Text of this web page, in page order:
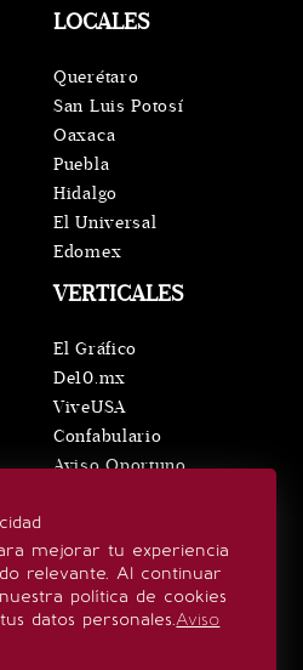
mejorar tu experiencia
relevante. Al continuar
política de cookies
datos personales.Aviso
VERTICALES
El Gráfico
De10.mx
ViveUSA
Confabulario
Aviso Oportuno
LOCALES
Querétaro
San Luis Potosí
Oaxaca
Puebla
Hidalgo
El Universal
Edomex
SÍGUENOS